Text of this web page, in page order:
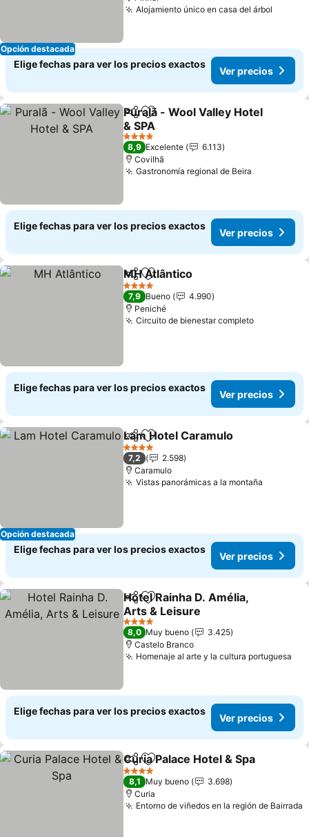
Opción destacada
Alojamiento único en casa del árbol
Elige fechas para ver los precios exactos
Ver precios
CompartirAgregar a favoritos
Puralã - Wool Valley Hotel
& SPA
4 Estrellas
8,9 Excelente
6.113
Covilhã
Gastronomía regional de Beira
Elige fechas para ver los precios exactos
Ver precios
CompartirAgregar a favoritos
MH Atlântico
4 Estrellas
7,9 Bueno
4.990
Peniché
Circuito de bienestar completo
Elige fechas para ver los precios exactos
Ver precios
Opción destacada
CompartirAgregar a favoritos
Lam Hotel Caramulo
4 Estrellas
7,2
2.598
Caramulo
Vistas panorámicas a la montaña
Elige fechas para ver los precios exactos
Ver precios
CompartirAgregar a favoritos
Hotel Rainha D. Amélia,
Arts & Leisure
4 Estrellas
8,0 Muy bueno
3.425
Castelo Branco
Homenaje al arte y la cultura portuguesa
Elige fechas para ver los precios exactos
Ver precios
CompartirAgregar a favoritos
Curia Palace Hotel & Spa
4 Estrellas
8,1 Muy bueno
3.698
Curia
Entorno de viñedos en la región de Bairrada